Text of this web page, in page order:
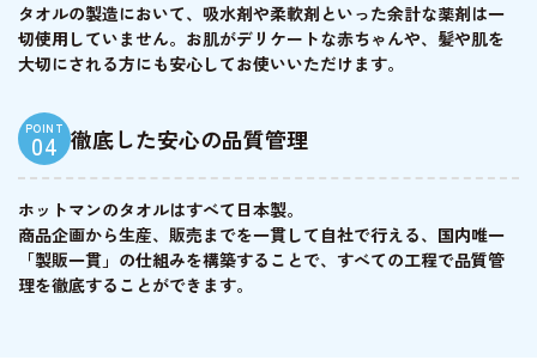
タオルの製造において、吸水剤や柔軟剤といった余計な薬剤は一
切使用していません。お肌がデリケートな赤ちゃんや、髪や肌を
大切にされる方にも安心してお使いいただけます。
POINT
04 徹底した安心の品質管理
ホットマンのタオルはすべて日本製。
商品企画から生産、販売までを一貫して自社で行える、国内唯一
「製販一貫」の仕組みを構築することで、すべての工程で品質管
理を徹底することができます。